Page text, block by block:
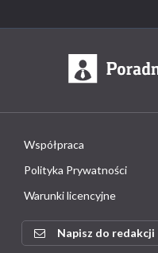
Współpraca
Polityka Prywatności
Warunki licencyjne
Napisz do redakcji